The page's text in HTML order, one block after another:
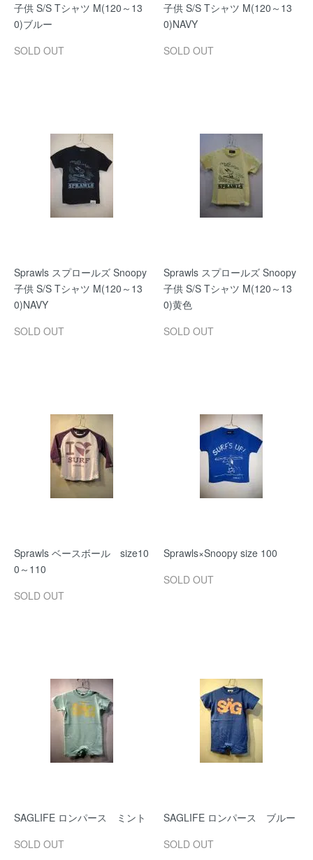
子供 S/S Tシャツ M(120～13
0)ブルー
SOLD OUT
子供 S/S Tシャツ M(120～13
0)NAVY
SOLD OUT
Sprawls スプロールズ Snoopy
子供 S/S Tシャツ M(120～13
0)NAVY
SOLD OUT
Sprawls スプロールズ Snoopy
子供 S/S Tシャツ M(120～13
0)黄色
SOLD OUT
Sprawls ベースボール size10
0～110
SOLD OUT
Sprawls×Snoopy size 100
SOLD OUT
SAGLIFE ロンパース ミント
SOLD OUT
SAGLIFE ロンパース ブルー
SOLD OUT